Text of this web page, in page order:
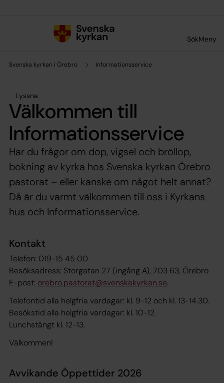
SökMeny
Svenska kyrkan i Örebro Informationsservice
Lyssna
Välkommen till
Informationsservice
Har du frågor om dop, vigsel och bröllop,
bokning av kyrka hos Svenska kyrkan Örebro
pastorat – eller kanske om något helt annat?
Då är du varmt välkommen till oss i Kyrkans
hus och Informationsservice.
Kontakt
Telefon: 019-15 45 00
Besöksadress: Storgatan 27 (ingång A), 703 63, Örebro
E-post: orebro.pastorat@svenskakyrkan.se.
Telefontid alla helgfria vardagar: kl. 9-12 och kl. 13-14.30.
Besökstid alla helgfria vardagar: kl. 10-12.
Lunchstängt kl. 12-13.
Välkommen!
Avvikande Öppettider 2026